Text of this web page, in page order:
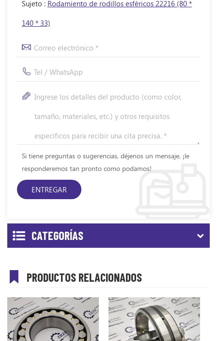
Sujeto : Rodamiento de rodillos esféricos 22216 (80 *
140 * 33)
Si tiene preguntas o sugerencias, déjenos un mensaje, ¡le
responderemos tan pronto como podamos!
CATEGORÍAS
PRODUCTOS RELACIONADOS